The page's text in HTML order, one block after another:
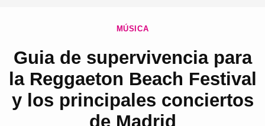
MÚSICA
Guia de supervivencia para
la Reggaeton Beach Festival
y los principales conciertos
de Madrid